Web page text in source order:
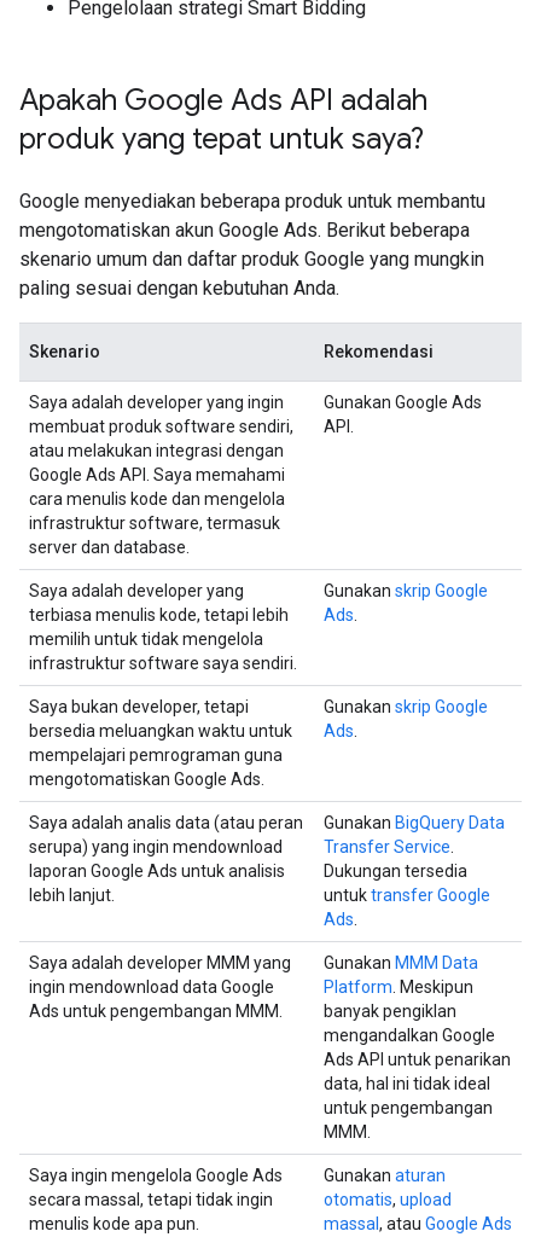
Pengelolaan strategi Smart Bidding
Apakah Google Ads API adalah
produk yang tepat untuk saya?
Google menyediakan beberapa produk untuk membantu
mengotomatiskan akun Google Ads. Berikut beberapa
skenario umum dan daftar produk Google yang mungkin
paling sesuai dengan kebutuhan Anda.
Skenario Rekomendasi
Saya adalah developer yang ingin
membuat produk software sendiri,
atau melakukan integrasi dengan
Google Ads API. Saya memahami
cara menulis kode dan mengelola
infrastruktur software, termasuk
server dan database.
Gunakan Google Ads
API.
Saya adalah developer yang
terbiasa menulis kode, tetapi lebih
memilih untuk tidak mengelola
infrastruktur software saya sendiri.
Gunakan skrip Google
Ads
Saya bukan developer, tetapi
bersedia meluangkan waktu untuk
mempelajari pemrograman guna
mengotomatiskan Google Ads.
Gunakan skrip Google
Ads
Saya adalah analis data (atau peran
serupa) yang ingin mendownload
laporan Google Ads untuk analisis
lebih lanjut.
Gunakan BigQuery Data
Transfer Service
Dukungan tersedia
untuktransfer Google
Ads
Saya adalah developer MMM yang
ingin mendownload data Google
Ads untuk pengembangan MMM.
Gunakan MMM Data
Platform . Meskipun
banyak pengiklan
mengandalkan Google
Ads API untuk penarikan
data, hal ini tidak ideal
untuk pengembangan
MMM.
Saya ingin mengelola Google Ads
secara massal, tetapi tidak ingin
menulis kode apa pun.
Gunakan aturan
otomatis, upload
massal , atau Google Ads